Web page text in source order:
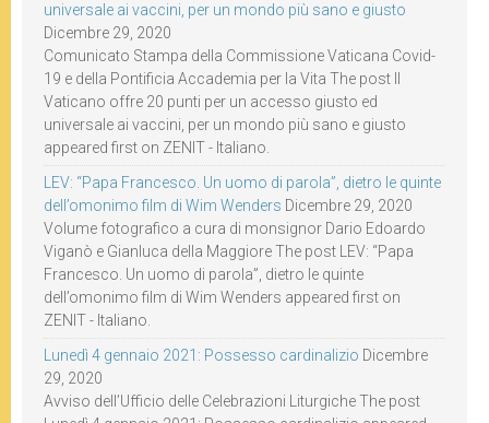
universale ai vaccini, per un mondo più sano e giusto
Dicembre 29, 2020
Comunicato Stampa della Commissione Vaticana Covid-
19 e della Pontificia Accademia per la Vita The post Il
Vaticano offre 20 punti per un accesso giusto ed
universale ai vaccini, per un mondo più sano e giusto
appeared first on ZENIT - Italiano.
LEV: “Papa Francesco. Un uomo di parola”, dietro le quinte
dell’omonimo film di Wim Wenders Dicembre 29, 2020
Volume fotografico a cura di monsignor Dario Edoardo
Viganò e Gianluca della Maggiore The post LEV: “Papa
Francesco. Un uomo di parola”, dietro le quinte
dell’omonimo film di Wim Wenders appeared first on
ZENIT - Italiano.
Lunedì 4 gennaio 2021: Possesso cardinalizio Dicembre
29, 2020
Avviso dell’Ufficio delle Celebrazioni Liturgiche The post